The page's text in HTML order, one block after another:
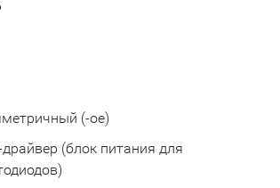
(-ое)
драйвер (блок питания для